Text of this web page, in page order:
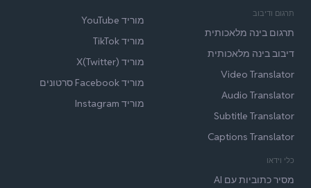
תרגום ודיבוב
תרגום בינה מלאכותית
דיבוב בינה מלאכותית
Video Translator
Audio Translator
Subtitle Translator
Captions Translator
כלי וידאו
מסיר כתוביות עם AI
מוריד YouTube
מוריד TikTok
מוריד X(Twitter)
מוריד Facebook סרטונים
מוריד Instagram